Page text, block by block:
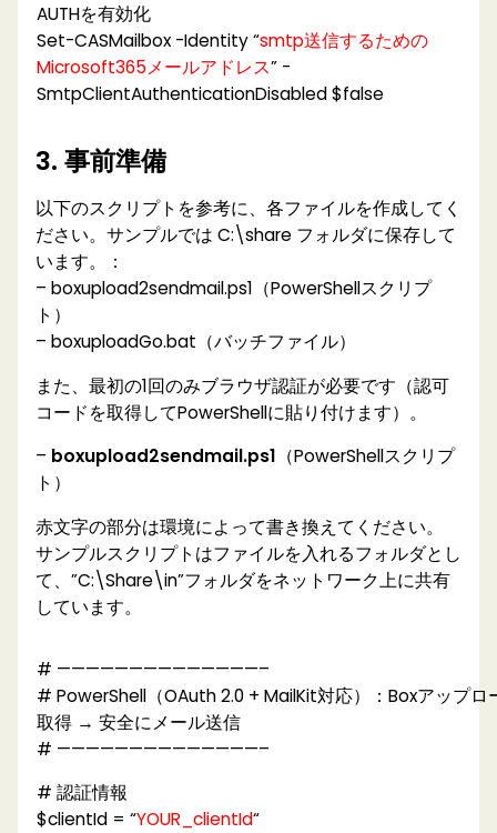
AUTHを有効化
Set-CASMailbox -Identity “smtp送信するための
Microsoft365メールアドレス” -
SmtpClientAuthenticationDisabled $false
3. 事前準備
以下のスクリプトを参考に、各ファイルを作成してく
ださい。サンプルでは C:\share フォルダに保存して
います。：
– boxupload2sendmail.ps1（PowerShellスクリプ
ト）
– boxuploadGo.bat（バッチファイル）
また、最初の1回のみブラウザ認証が必要です（認可
コードを取得してPowerShellに貼り付けます）。
– boxupload2sendmail.ps1 （PowerShellスクリプ
ト）
赤文字の部分は環境によって書き換えてください。
サンプルスクリプトはファイルを入れるフォルダとし
て、”C:\Share\in”フォルダをネットワーク上に共有
しています。
# ——————————————–
# PowerShell（OAuth 2.0 + MailKit対応）：Boxアップ
取得 → 安全にメール送信
# ——————————————–
# 認証情報
$clientId = “YOUR_clientId“